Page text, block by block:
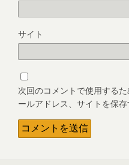
サイト
次回のコメントで使用する
ールアドレス、サイトを保存